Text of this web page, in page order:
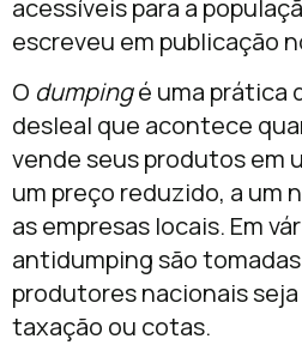
acessíveis para a
escreveu em publicação
O dumpingé uma prática
desleal que acontece
vende seus produtos em
um preço reduzido, a um
as empresas locais. Em
antidumping são
produtores nacionais
taxação ou cotas.